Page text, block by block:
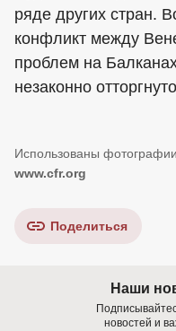
ряде других стран.
конфликт между
проблем на
незаконно
www.cfr.org
Поделиться
Наши
новостей и